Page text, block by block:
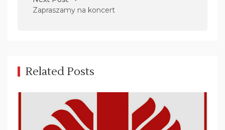
g
a
Zapraszamy na koncert
Related Posts